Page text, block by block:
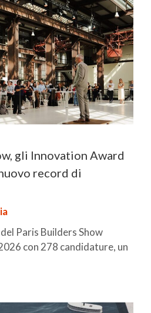
gli Innovation Award
record di
Paris Builders Show
con 278 candidature, un